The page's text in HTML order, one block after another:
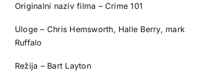
Originalni naziv filma – Crime 101
Uloge – Chris Hemsworth, Halle Berry, mark
Ruffalo
Režija – Bart Layton